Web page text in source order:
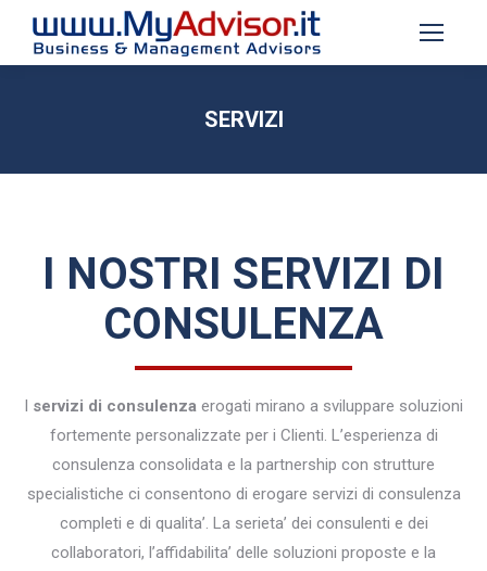
SERVIZI
I NOSTRI SERVIZI DI
CONSULENZA
I servizi di consulenza erogati mirano a sviluppare soluzioni
fortemente personalizzate per i Clienti. L’esperienza di
consulenza consolidata e la partnership con strutture
specialistiche ci consentono di erogare servizi di consulenza
completi e di qualita’. La serieta’ dei consulenti e dei
collaboratori, l’affidabilita’ delle soluzioni proposte e la